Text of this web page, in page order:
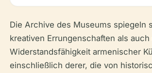
Die Archive des Museums spiegeln
kreativen Errungenschaften als auch
Widerstandsfähigkeit armenischer
einschließlich derer, die von